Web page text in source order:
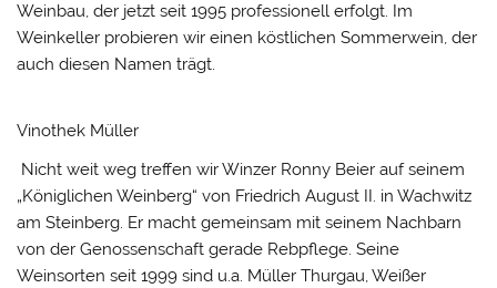
Weinbau, der jetzt seit 1995 professionell erfolgt. Im
Weinkeller probieren wir einen köstlichen Sommerwein, der
auch diesen Namen trägt.
Vinothek Müller
Nicht weit weg treffen wir Winzer Ronny Beier auf seinem
„Königlichen Weinberg“ von Friedrich August II. in Wachwitz
am Steinberg. Er macht gemeinsam mit seinem Nachbarn
von der Genossenschaft gerade Rebpflege. Seine
Weinsorten seit 1999 sind u.a. Müller Thurgau, Weißer